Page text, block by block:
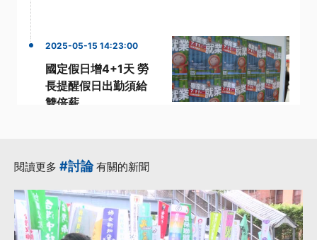
2025-05-15 14:23:00
國定假日增4+1天 勞
長提醒假日出勤須給
雙倍薪
閱讀更多 #討論有關的新聞